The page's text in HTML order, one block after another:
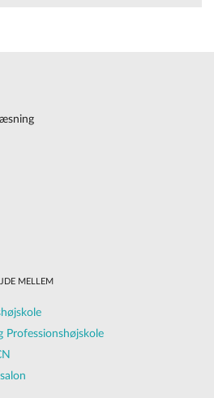
MELLEM
Professionshøjskole